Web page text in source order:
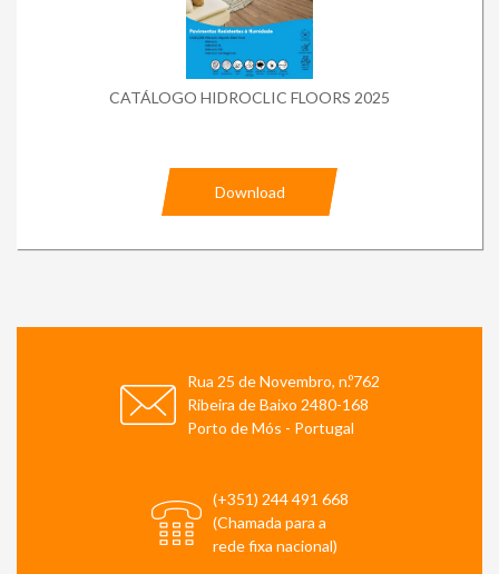
CATÁLOGO HIDROCLIC FLOORS 2025
Download
Rua 25 de Novembro, n.º762
Ribeira de Baixo 2480-168
Porto de Mós - Portugal
(+351) 244 491 668
(Chamada para a
rede fixa nacional)